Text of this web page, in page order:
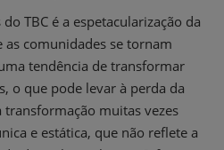
TBC é a espetacularização da
comunidades se tornam
tendência de transformar
o que pode levar à perda da
muitas vezes
e estática, que não reflete a